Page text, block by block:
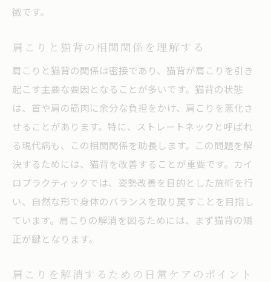
徴です。
肩こりと猫背の相関関係を理解する
肩こりと猫背の関係は密接であり、猫背が肩こりを引き
起こす主要な要因となることが多いです。猫背の状態
は、首や肩の筋肉に余分な負担をかけ、肩こりを悪化さ
せることがあります。特に、ストレートネックと呼ばれ
る現代病も、この相関関係を助長します。この問題を解
決するためには、猫背を改善することが重要です。カイ
ロプラクティックでは、姿勢改善を目的とした施術を行
い、自然な形で身体のバランスを取り戻すことを目指し
ています。肩こりの解消を図るためには、まず猫背の矯
正が鍵となります。
肩こりを解消するための日常ケアのポイント